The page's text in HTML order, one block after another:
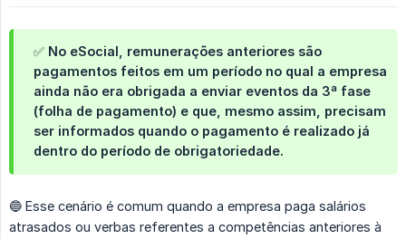
✅ No eSocial, remunerações anteriores são
pagamentos feitos em um período no qual a empresa
ainda não era obrigada a enviar eventos da 3ª fase
(folha de pagamento) e que, mesmo assim, precisam
ser informados quando o pagamento é realizado já
dentro do período de obrigatoriedade.
🔵 Esse cenário é comum quando a empresa paga salários
atrasados ou verbas referentes a competências anteriores à